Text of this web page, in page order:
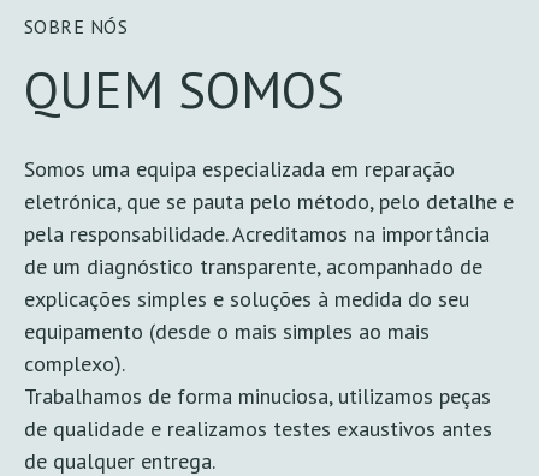
SOBRE NÓS
QUEM SOMOS
Somos uma equipa especializada em reparação
eletrónica, que se pauta pelo método, pelo detalhe e
pela responsabilidade. Acreditamos na importância
de um diagnóstico transparente, acompanhado de
explicações simples e soluções à medida do seu
equipamento (desde o mais simples ao mais
complexo).
Trabalhamos de forma minuciosa, utilizamos peças
de qualidade e realizamos testes exaustivos antes
de qualquer entrega.